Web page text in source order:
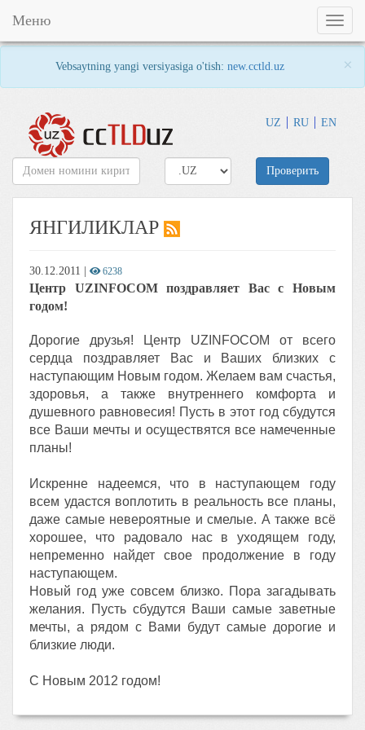
Vebsaytning yangi versiyasiga o'tish: new.cctld.uz ×
UZ RU EN
Toggle
Меню
Проверить
ЯНГИЛИКЛАР
30.12.2011 6238
Центр UZINFOCOM поздравляет Вас с Новым
годом!
Дорогие друзья! Центр UZINFOCOM от всего
сердца поздравляет Вас и Ваших близких с
наступающим Новым годом. Желаем вам счастья,
здоровья, а также внутреннего комфорта и
душевного равновесия! Пусть в этот год сбудутся
все Ваши мечты и осуществятся все намеченные
планы!
Искренне надеемся, что в наступающем году
всем удастся воплотить в реальность все планы,
даже самые невероятные и смелые. А также всё
хорошее, что радовало нас в уходящем году,
непременно найдет свое продолжение в году
наступающем.
Новый год уже совсем близко. Пора загадывать
желания. Пусть сбудутся Ваши самые заветные
мечты, а рядом с Вами будут самые дорогие и
близкие люди.
С Новым 2012 годом!